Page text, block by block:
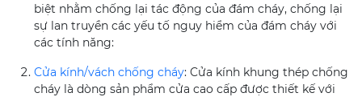
biệt nhằm chống lại tác động của đám cháy, chống lại
sự lan truyền các yếu tố nguy hiểm của đám cháy với
các tính năng:
Cửa kính/vách chống cháy: Cửa kính khung thép chống
cháy là dòng sản phẩm cửa cao cấp được thiết kế với